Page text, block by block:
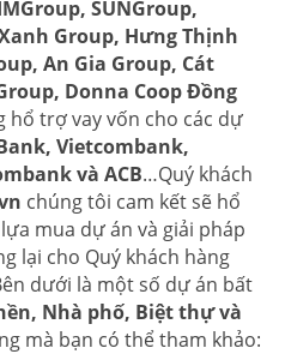
SUNGroup,
Group, Hưng Thịnh
An Gia Group, Cát
Donna Coop Đồng
hổ trợ vay vốn cho các dự
Vietcombank,
và ACB…Quý khách
chúng tôi cam kết sẽ hổ
mua dự án và giải pháp
lại cho Quý khách hàng
dưới là một số dự án bất
Nhà phố, Biệt thự và
mà bạn có thể tham khảo: